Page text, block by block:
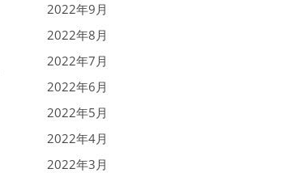
2022年9月
2022年8月
2022年7月
2022年6月
2022年5月
2022年4月
2022年3月